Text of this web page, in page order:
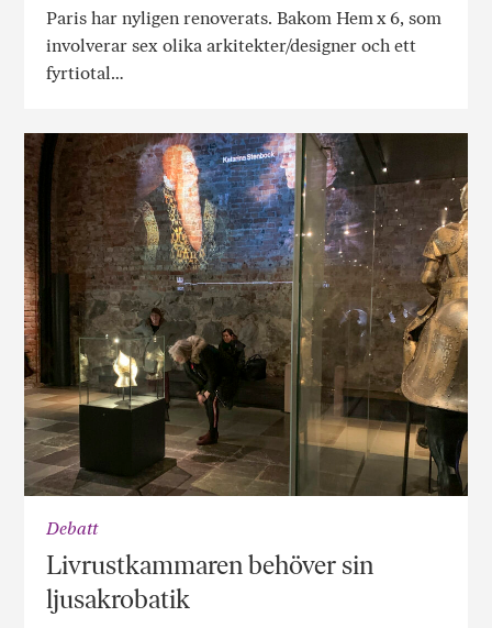
Paris har nyligen renoverats. Bakom Hem x 6, som
involverar sex olika arkitekter/designer och ett
fyrtiotal…
Debatt
Livrustkammaren behöver sin
ljusakrobatik